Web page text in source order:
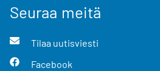
Seuraa meitä
Tilaa uutisviesti
Facebook